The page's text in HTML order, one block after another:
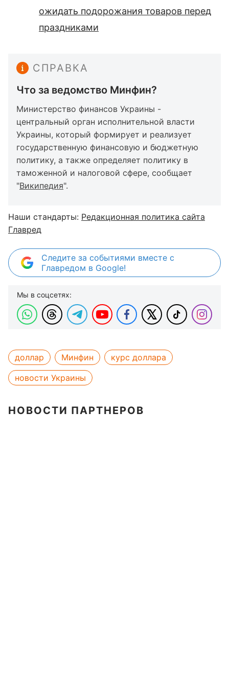
ожидать подорожания товаров перед
праздниками
СПРАВКА
Что за ведомство Минфин?
Министерство финансов Украины -
центральный орган исполнительной власти
Украины, который формирует и реализует
государственную финансовую и бюджетную
политику, а также определяет политику в
таможенной и налоговой сфере, сообщает
"Википедия".
Наши стандарты: Редакционная политика сайта
Главред
Следите за событиями вместе с
Главредом в Google!
Мы в соцсетях:
доллар Минфин
курс доллара
новости Украины
НОВОСТИ ПАРТНЕРОВ